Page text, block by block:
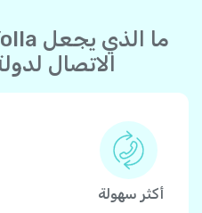
الاتصال
أكثر سهولة